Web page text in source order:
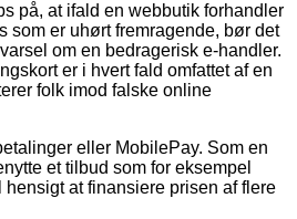
på, at ifald en webbutik forhandler
som er uhørt fremragende, bør det
om en bedragerisk e-handler.
er i hvert fald omfattet af en
folk imod falske online
eller MobilePay. Som en
et tilbud som for eksempel
at finansiere prisen af flere